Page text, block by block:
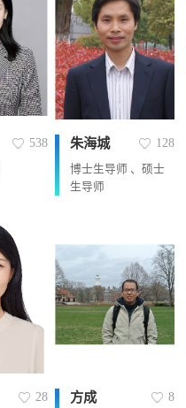
538 朱海城 128
博士生导师 、硕士
生导师
28 方成 8